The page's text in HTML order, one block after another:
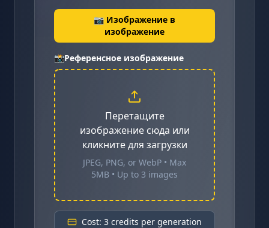
📷 Изображение в
изображение
📸Референсное изображение
Перетащите
изображение сюда или
кликните для загрузки
JPEG, PNG, or WebP • Max
5MB • Up to 3 images
Cost: 3 credits per generation